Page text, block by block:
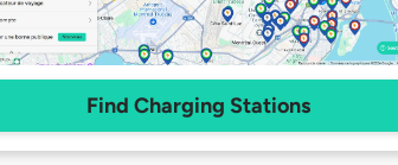
Find Charging Stations